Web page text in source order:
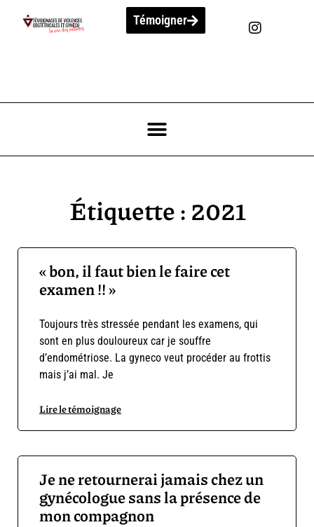
Témoigner
Étiquette : 2021
« bon, il faut bien le faire cet
examen !! »
Toujours très stressée pendant les examens, qui
sont en plus douloureux car je souffre
d’endométriose. La gyneco veut procéder au frottis
mais j’ai mal. Je
Lire le témoignage
Je ne retournerai jamais chez un
gynécologue sans la présence de
mon compagnon